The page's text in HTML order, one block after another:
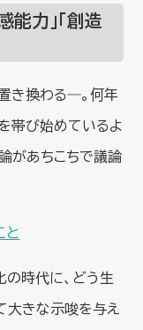
力」「創造
き換わる―。何年
帯び始めているよ
があちこちで議論
と
時代に、どう生
大きな示唆を与え